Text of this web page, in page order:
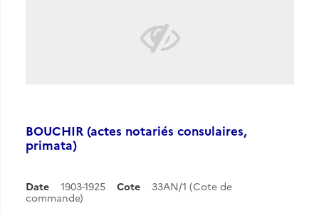
BOUCHIR (actes notariés consulaires,
primata)
Date 1903-1925 Cote
33AN/1 (Cote de
commande)